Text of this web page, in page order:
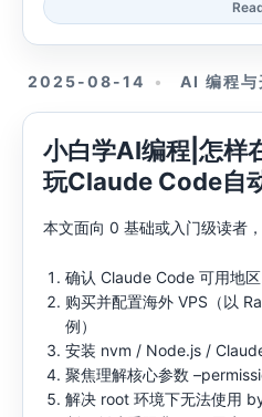
2025-08-14 AI 编程与
小白学AI编程|怎样
玩Claude Code自
本文面向 0 基础或入门级读者
确认 Claude Code 可用地区
购买并配置海外 VPS（以
例）
安装 nvm / Node.js /
聚焦理解核心参数
解决 root 环境下无法使用